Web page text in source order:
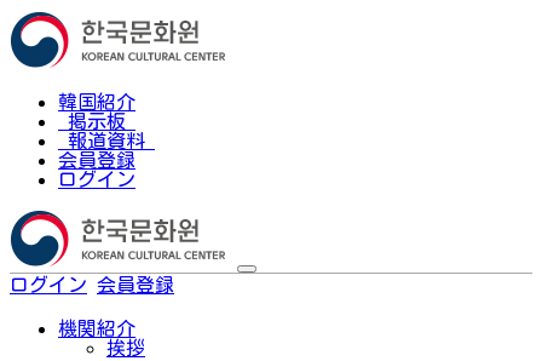
韓国紹介
掲示板
報道資料
会員登録
ログイン
ログイン 会員登録
機関紹介
挨拶